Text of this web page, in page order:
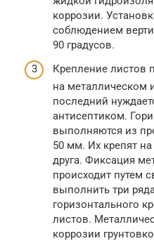
коррозии.
соблюдением
90 градусов.
Крепление листов
на металлическом
последний
антисептиком.
выполняются из
50 мм. Их крепят
друга. Фиксация
происходит путем
выполнить три
горизонтального
листов.
коррозии